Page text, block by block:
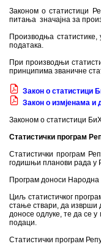
Законом о статистици
питања значајна за
Производња
података.
При производњи
принципима званичне
Закон о статистици
Закон о измјенама и
Законом о статистици
Статистички програм
Статистички програм
годишњи планови рада у
Програм доноси Народна
Циљ статистичког
стање ствари, да изврши
доносе одлуке, те да се
подаци.
Статистички програм